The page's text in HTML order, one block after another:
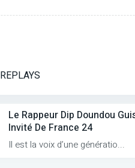
REPLAYS
Le Rappeur Dip Doundou
Invité De France 24
Il est la voix d’une génératio...